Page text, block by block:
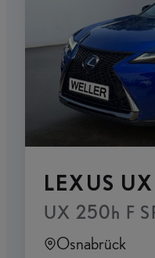
LEXUS UX
UX 250h F
Osnabrück